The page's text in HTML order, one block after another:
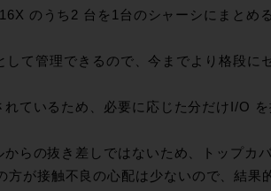
のうち2 台を1台のシャーシにまとめ
て管理できるので、今までより格段に
ているため、必要に応じた分だけI/O を
らの抜き差しではないため、トップカ
方が接触不良の心配は少ないので、結果